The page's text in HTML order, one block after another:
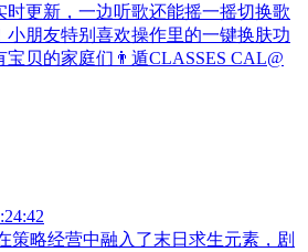
时更新，一边听歌还能摇一摇切换歌
小朋友特别喜欢操作里的一键换肤功
贝的家庭们👨‍遁️CLASSES CAL@
策略经营中融入了末日求生元素，剧